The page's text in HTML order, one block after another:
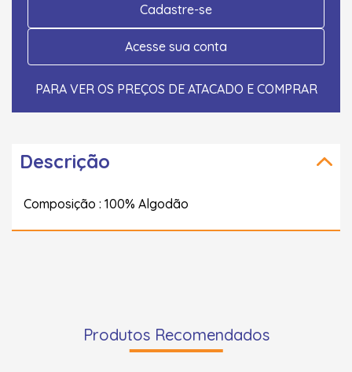
Cadastre-se
Acesse sua conta
PARA VER OS PREÇOS DE ATACADO E COMPRAR
Descrição
Composição : 100% Algodão
Produtos Recomendados